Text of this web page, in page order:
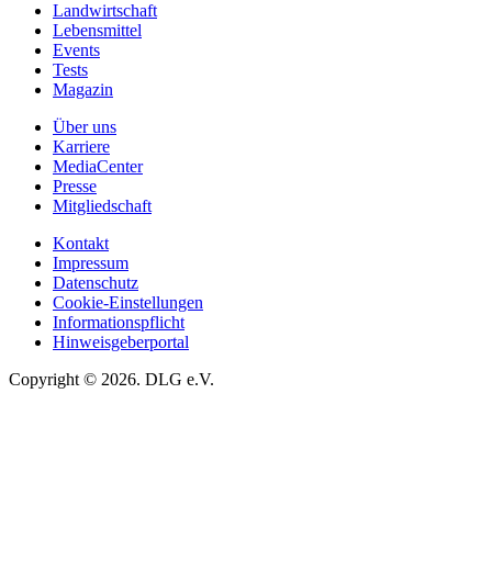
Landwirtschaft
Lebensmittel
Events
Tests
Magazin
Über uns
Karriere
MediaCenter
Presse
Mitgliedschaft
Kontakt
Impressum
Datenschutz
Cookie-Einstellungen
Informationspflicht
Hinweisgeberportal
Copyright © 2026. DLG e.V.